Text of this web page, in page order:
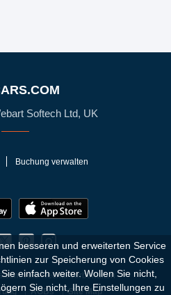
Softech Ltd, UK
Buchung verwalten
AGBs Site Map
Alle Rechte vorbehalten
besseren und erweiterten Service
zur Speicherung von Cookies
einfach weiter. Wollen Sie nicht,
Sie nicht, Ihre Einstellungen zu